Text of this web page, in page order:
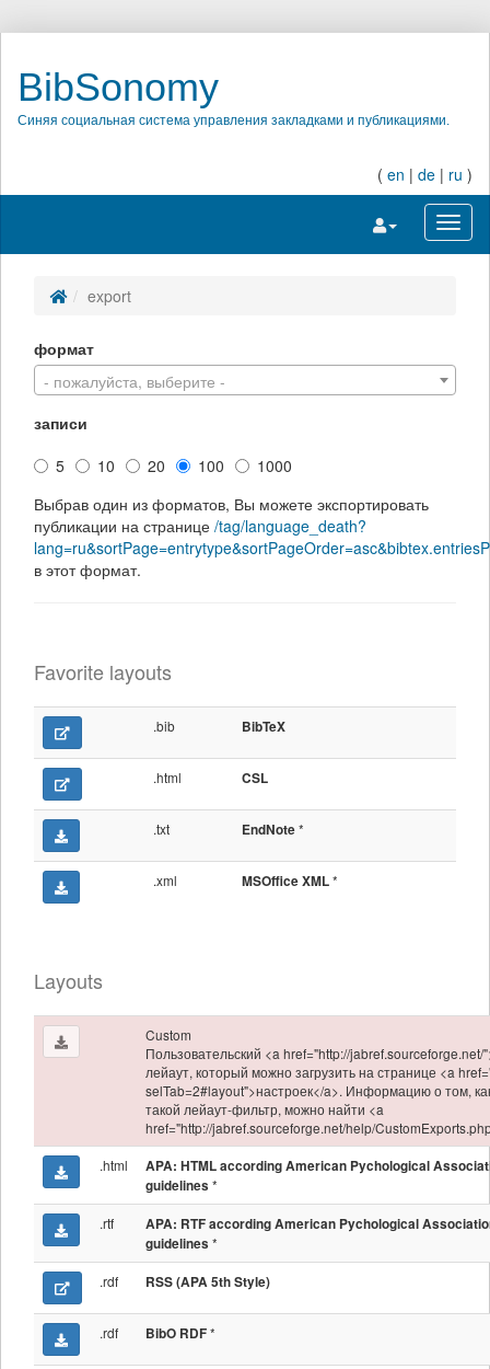
BibSonomy
Синяя социальная система управления закладками и публикациями.
( en | de | ru )
Переключить
export
формат
- пожалуйста, выберите -
записи
5
10 20 100
1000
Выбрав один из форматов, Вы можете экспортировать
публикации на странице /tag/language_death?
в этот формат.
Favorite layouts
.bib BibTeX
.html CSL
.txt EndNote*
.xml MSOffice XML*
Layouts
Custom
Пользовательский <a href="http://jabref.sourceforge.net/
лейаут, который можно загрузить на странице <a
selTab=2#layout">настроек</a>. Информацию о том,
такой лейаут-фильтр, можно найти <a
href="http://jabref.sourceforge.net/help/
.html
APA: HTML according American Pychological
guidelines *
.rtf
APA: RTF according American Pychological
guidelines *
.rdf RSS (APA 5th Style)
.rdf BibO RDF*